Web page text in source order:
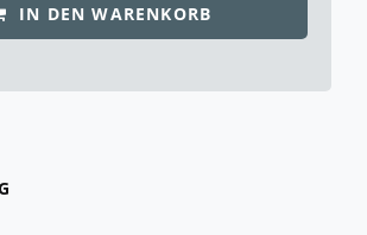
IN DEN WARENKORB